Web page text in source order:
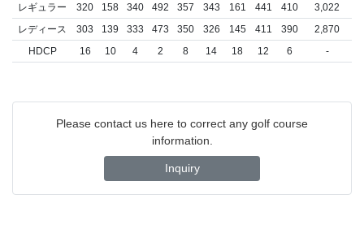
レギュラー
320 158 340 492 357 343 161 441 410
3,022
レディース
303 139 333 473 350 326 145 411 390
2,870
HDCP
16 10 4 2 8 14 18 12 6 -
Please contact us here to correct any golf course
information.
Inquiry